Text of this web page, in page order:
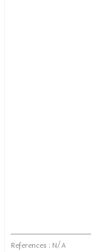
References : N/A